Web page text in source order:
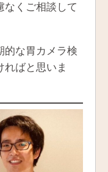
なくご相談して
的な胃カメラ検
ばと思いま